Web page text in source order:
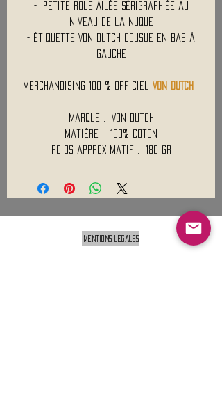
- Petite Roue Ailée Sérigraphiée au
Niveau de la Nuque
- Étiquette Von Dutch Cousue en Bas à
Gauche
Merchandising 100 % Officiel VON DUTCH
Marque : Von Dutch
Matière : 100% Coton
Poids approximatif : 180 Gr
Mentions légales